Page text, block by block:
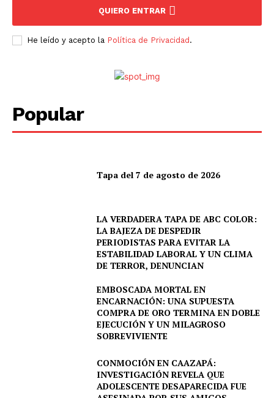
QUIERO ENTRAR
He leído y acepto la Política de Privacidad .
Popular
Tapa del 7 de agosto de 2026
LA VERDADERA TAPA DE ABC COLOR:
LA BAJEZA DE DESPEDIR
PERIODISTAS PARA EVITAR LA
ESTABILIDAD LABORAL Y UN CLIMA
DE TERROR, DENUNCIAN
EMBOSCADA MORTAL EN
ENCARNACIÓN: UNA SUPUESTA
COMPRA DE ORO TERMINA EN DOBLE
EJECUCIÓN Y UN MILAGROSO
SOBREVIVIENTE
CONMOCIÓN EN CAAZAPÁ:
INVESTIGACIÓN REVELA QUE
ADOLESCENTE DESAPARECIDA FUE